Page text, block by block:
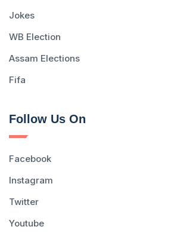
Jokes
WB Election
Assam Elections
Fifa
Follow Us On
Facebook
Instagram
Twitter
Youtube